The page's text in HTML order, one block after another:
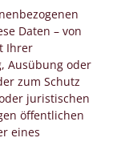
Daten – von
Ihrer
Ausübung oder
zum Schutz
juristischen
öffentlichen
eines